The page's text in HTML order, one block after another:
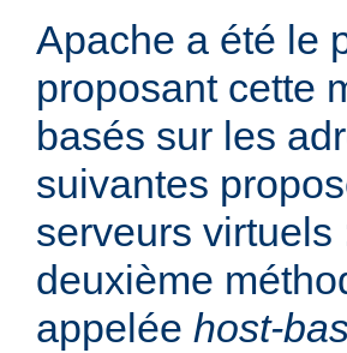
Apache a été le
proposant cette
basés sur les
suivantes
serveurs virtuels
deuxième
appelée host-